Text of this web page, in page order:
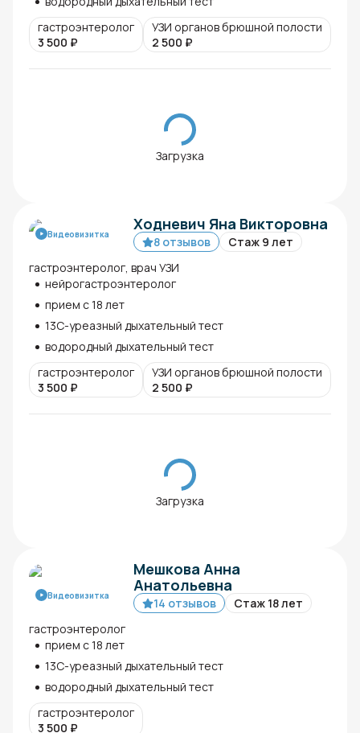
гастроэнтеролог
3 500 ₽
УЗИ органов брюшной полости
2 500 ₽
Загрузка
Видеовизитка
Ходневич Яна Викторовна
8 отзывов
Стаж 9 лет
гастроэнтеролог, врач УЗИ
нейрогастроэнтеролог
прием с 18 лет
13С-уреазный дыхательный тест
водородный дыхательный тест
гастроэнтеролог
3 500 ₽
УЗИ органов брюшной полости
2 500 ₽
Загрузка
Видеовизитка
Мешкова Анна
Анатольевна
14 отзывов
Стаж 18 лет
гастроэнтеролог
прием с 18 лет
13С-уреазный дыхательный тест
водородный дыхательный тест
гастроэнтеролог
3 500 ₽